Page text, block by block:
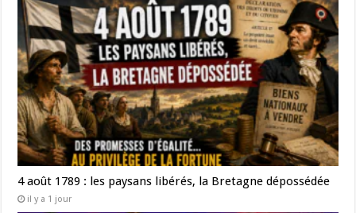
4 août 1789 : les paysans libérés, la Bretagne dépossédée
il y a 1 jour